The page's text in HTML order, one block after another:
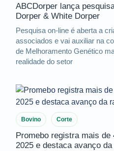
ABCDorper lança
Dorper & White Dorper
Pesquisa on-line é aberta a
associados e vai auxiliar na
de Melhoramento Genético
realidade do setor
Bovino Corte
Promebo registra mais
2025 e destaca avanço